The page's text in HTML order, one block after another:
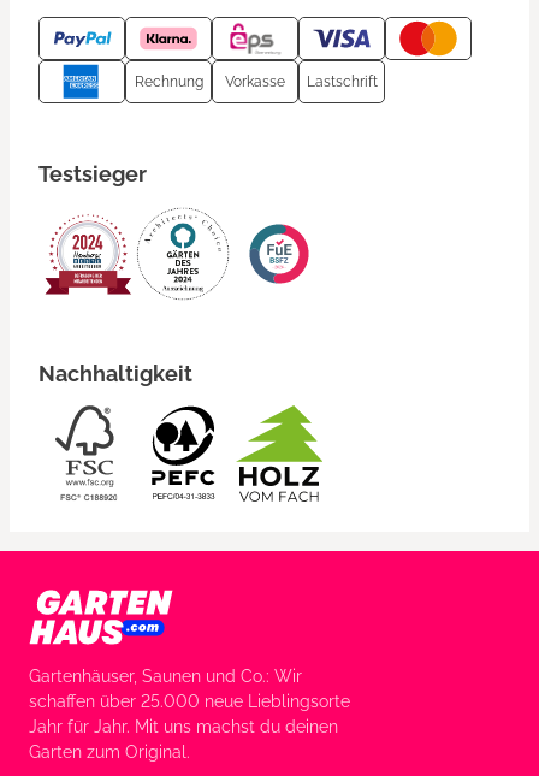
Rechnung Vorkasse Lastschrift
Testsieger
Nachhaltigkeit
Gartenhäuser, Saunen und Co.: Wir
schaffen über 25.000 neue Lieblingsorte
Jahr für Jahr. Mit uns machst du deinen
Garten zum Original.